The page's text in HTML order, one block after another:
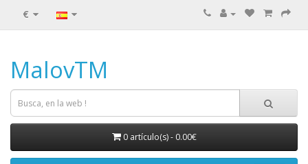
€
MalovTM
0 artículo(s) - 0.00€